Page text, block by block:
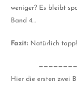
weniger? Es bleibt
Band 4…
Fazit: Natürlich topp!
Hier die ersten zwei